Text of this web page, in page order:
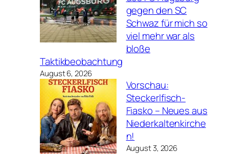
gegen den SC
Schwaz für mich so
viel mehr war als
bloße
Taktikbeobachtung
August 6, 2026
Vorschau:
Steckerlfisch-
Fiasko – Neues aus
Niederkaltenkirche
n!
August 3, 2026